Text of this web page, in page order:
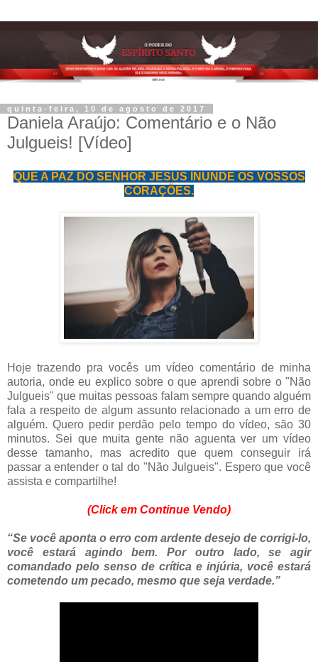
quinta-feira, 10 de agosto de 2017
Daniela Araújo: Comentário e o Não
Julgueis! [Vídeo]
QUE A PAZ DO SENHOR JESUS INUNDE OS VOSSOS
CORAÇÕES.
Hoje trazendo pra vocês um vídeo comentário de minha
autoria, onde eu explico sobre o que aprendi sobre o "Não
Julgueis" que muitas pessoas falam sempre quando alguém
fala a respeito de algum assunto relacionado a um erro de
alguém. Quero pedir perdão pelo tempo do vídeo, são 30
minutos. Sei que muita gente não aguenta ver um vídeo
desse tamanho, mas acredito que quem conseguir irá
passar a entender o tal do "Não Julgueis". Espero que você
assista e compartilhe!
(Click em Continue Vendo)
“Se você aponta o erro com ardente desejo de corrigi-lo,
você estará agindo bem. Por outro lado, se agir
comandado pelo senso de crítica e injúria, você estará
cometendo um pecado, mesmo que seja verdade.”